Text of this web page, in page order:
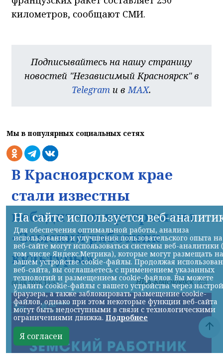
километров, сообщают СМИ.
Подписывайтесь на нашу страницу
новостей "Независимый Красноярск" в
Telegram и вMAX.
Мы в популярных социальных сетях
В Красноярском крае
стали известны
победители программы
«Земский работник
культуры»
06.08.2026 15:57 НИА-Красноярск
На сайте используется веб-
Для обеспечения оптимальной работы, анализа
использования и улучшения пользовательского опыта на
веб-сайте могут использоваться системы веб-аналитики
том числе Яндекс.Метрика), которые могут размещать на
вашем устройстве cookie-файлы. Продолжая
веб-сайта, вы соглашаетесь с применением указанных
технологий и размещением cookie-файлов. Вы можете
удалить cookie-файлы с вашего устройства через
браузера, а также заблокировать размещение cookie-
файлов, однако при этом некоторые функции веб-сайта
могут быть недоступными в связи с технологическими
ограничениями движка. Подробнее
Я согласен